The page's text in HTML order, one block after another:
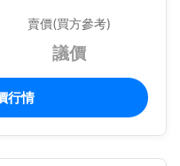
賣價(買方參考)
議價
行情